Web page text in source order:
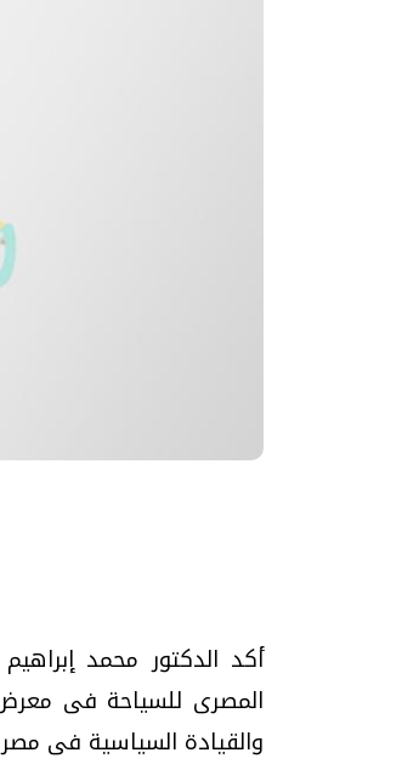
أكد الدكتور محمد
المصرى للسياحة فى
والقيادة السياسية فى